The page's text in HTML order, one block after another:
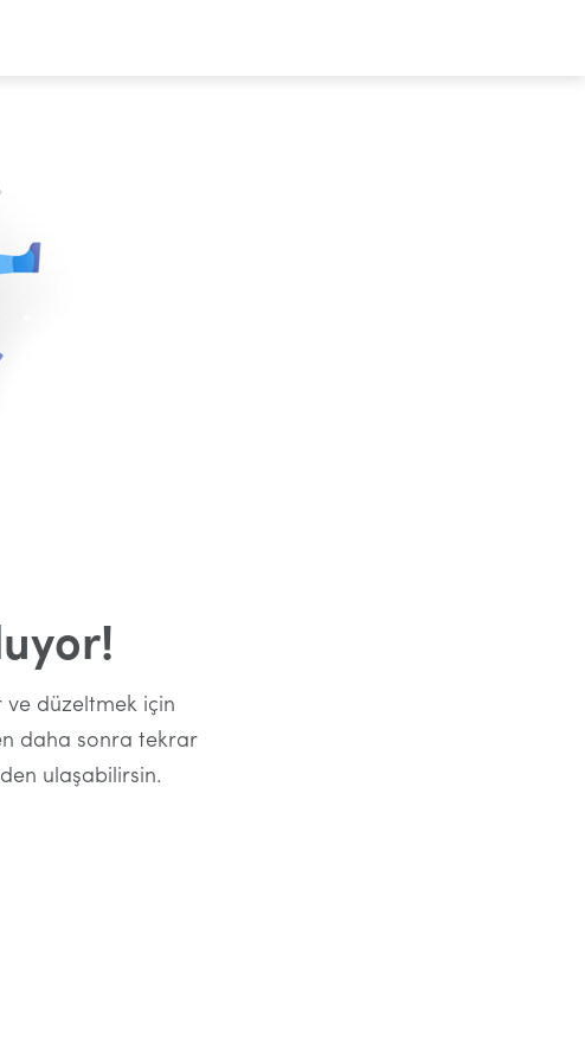
ve düzeltmek için
daha sonra tekrar
ulaşabilirsin.